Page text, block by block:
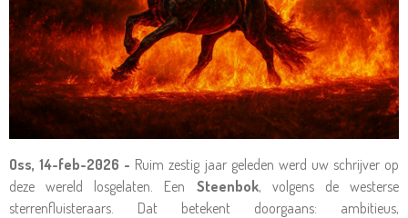
Oss, 14-feb-2026 - Ruim zestig jaar geleden werd uw schrijver op
deze wereld losgelaten. Een Steenbok, volgens de westerse
sterrenfluisteraars. Dat betekent doorgaans: ambitieus,